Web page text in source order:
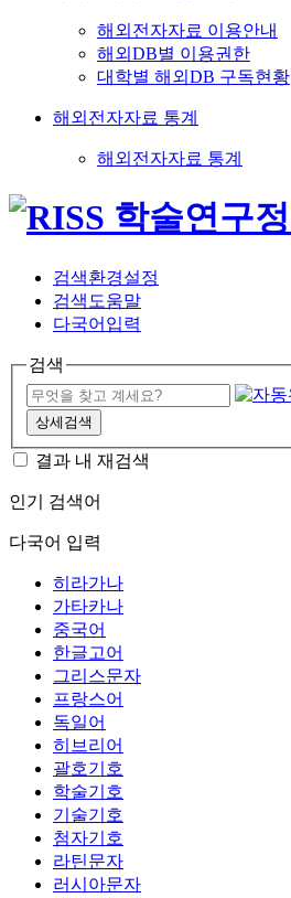
해외전자자료 이용안내
해외DB별 이용권한
대학별 해외DB 구독현황
해외전자자료 통계
해외전자자료 통계
검색환경설정
검색도움말
다국어입력
검색
상세검색
결과 내 재검색
인기 검색어
다국어 입력
히라가나
가타카나
중국어
한글고어
그리스문자
프랑스어
독일어
히브리어
괄호기호
학술기호
기술기호
첨자기호
라틴문자
러시아문자